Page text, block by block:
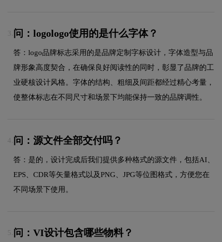
3. 问：logologo使用的是什么字体？
答：logo品牌标志采用的是品牌定制字标设计，字体造型与品
牌形象高度契合，在确保良好阅读性的同时，彰显了品牌的工
业硬核设计风格。字体的结构、粗细及间距都经过精心考量，
使整体标志在不同尺寸和场景下均能保持一致的品牌调性。
4. 问：源文件全部交付吗？
答：是的，设计完成后我们提供多种格式的源文件，包括AI、
EPS、CDR等矢量格式以及PNG、JPG等位图格式，方便您在
不同场景下使用。
5. 问：VI设计包含哪些物料？